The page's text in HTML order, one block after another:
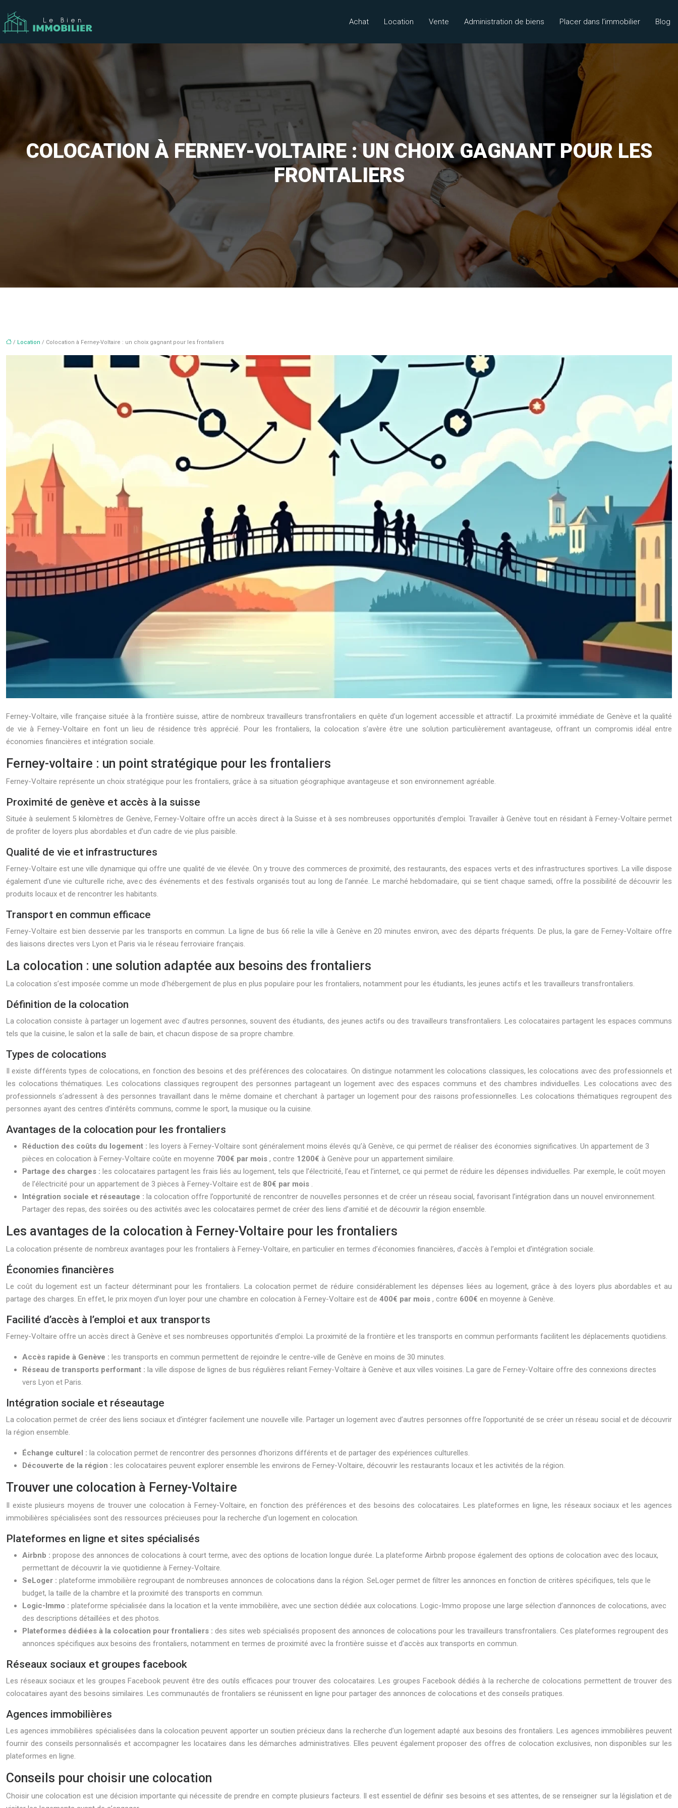
Achat Location Vente Administration de biens Placer dans l’immobilier Blog
COLOCATION À FERNEY-VOLTAIRE : UN CHOIX GAGNANT POUR LES
FRONTALIERS
/ Location / Colocation à Ferney-Voltaire : un choix gagnant pour les frontaliers
Ferney-Voltaire, ville française située à la frontière suisse, attire de nombreux travailleurs transfrontaliers en quête d’un logement accessible et attractif. La proximité immédiate de Genève et la qualité
de vie à Ferney-Voltaire en font un lieu de résidence très apprécié. Pour les frontaliers, la colocation s’avère être une solution particulièrement avantageuse, offrant un compromis idéal entre
économies financières et intégration sociale.
Ferney-voltaire : un point stratégique pour les frontaliers
Ferney-Voltaire représente un choix stratégique pour les frontaliers, grâce à sa situation géographique avantageuse et son environnement agréable.
Proximité de genève et accès à la suisse
Située à seulement 5 kilomètres de Genève, Ferney-Voltaire offre un accès direct à la Suisse et à ses nombreuses opportunités d’emploi. Travailler à Genève tout en résidant à Ferney-Voltaire permet
de profiter de loyers plus abordables et d’un cadre de vie plus paisible.
Qualité de vie et infrastructures
Ferney-Voltaire est une ville dynamique qui offre une qualité de vie élevée. On y trouve des commerces de proximité, des restaurants, des espaces verts et des infrastructures sportives. La ville dispose
également d’une vie culturelle riche, avec des événements et des festivals organisés tout au long de l’année. Le marché hebdomadaire, qui se tient chaque samedi, offre la possibilité de découvrir les
produits locaux et de rencontrer les habitants.
Transport en commun efficace
Ferney-Voltaire est bien desservie par les transports en commun. La ligne de bus 66 relie la ville à Genève en 20 minutes environ, avec des départs fréquents. De plus, la gare de Ferney-Voltaire offre
des liaisons directes vers Lyon et Paris via le réseau ferroviaire français.
La colocation : une solution adaptée aux besoins des frontaliers
La colocation s’est imposée comme un mode d’hébergement de plus en plus populaire pour les frontaliers, notamment pour les étudiants, les jeunes actifs et les travailleurs transfrontaliers.
Définition de la colocation
La colocation consiste à partager un logement avec d’autres personnes, souvent des étudiants, des jeunes actifs ou des travailleurs transfrontaliers. Les colocataires partagent les espaces communs
tels que la cuisine, le salon et la salle de bain, et chacun dispose de sa propre chambre.
Types de colocations
Il existe différents types de colocations, en fonction des besoins et des préférences des colocataires. On distingue notamment les colocations classiques, les colocations avec des professionnels et
les colocations thématiques. Les colocations classiques regroupent des personnes partageant un logement avec des espaces communs et des chambres individuelles. Les colocations avec des
professionnels s’adressent à des personnes travaillant dans le même domaine et cherchant à partager un logement pour des raisons professionnelles. Les colocations thématiques regroupent des
personnes ayant des centres d’intérêts communs, comme le sport, la musique ou la cuisine.
Avantages de la colocation pour les frontaliers
Réduction des coûts du logement : les loyers à Ferney-Voltaire sont généralement moins élevés qu’à Genève, ce qui permet de réaliser des économies significatives. Un appartement de 3
pièces en colocation à Ferney-Voltaire coûte en moyenne 700€ par mois , contre 1200€ à Genève pour un appartement similaire.
Partage des charges : les colocataires partagent les frais liés au logement, tels que l’électricité, l’eau et l’internet, ce qui permet de réduire les dépenses individuelles. Par exemple, le coût moyen
de l’électricité pour un appartement de 3 pièces à Ferney-Voltaire est de 80€ par mois .
Intégration sociale et réseautage : la colocation offre l’opportunité de rencontrer de nouvelles personnes et de créer un réseau social, favorisant l’intégration dans un nouvel environnement.
Partager des repas, des soirées ou des activités avec les colocataires permet de créer des liens d’amitié et de découvrir la région ensemble.
Les avantages de la colocation à Ferney-Voltaire pour les frontaliers
La colocation présente de nombreux avantages pour les frontaliers à Ferney-Voltaire, en particulier en termes d’économies financières, d’accès à l’emploi et d’intégration sociale.
Économies financières
Le coût du logement est un facteur déterminant pour les frontaliers. La colocation permet de réduire considérablement les dépenses liées au logement, grâce à des loyers plus abordables et au
partage des charges. En effet, le prix moyen d’un loyer pour une chambre en colocation à Ferney-Voltaire est de 400€ par mois , contre 600€ en moyenne à Genève.
Facilité d’accès à l’emploi et aux transports
Ferney-Voltaire offre un accès direct à Genève et ses nombreuses opportunités d’emploi. La proximité de la frontière et les transports en commun performants facilitent les déplacements quotidiens.
Accès rapide à Genève : les transports en commun permettent de rejoindre le centre-ville de Genève en moins de 30 minutes.
Réseau de transports performant : la ville dispose de lignes de bus régulières reliant Ferney-Voltaire à Genève et aux villes voisines. La gare de Ferney-Voltaire offre des connexions directes
vers Lyon et Paris.
Intégration sociale et réseautage
La colocation permet de créer des liens sociaux et d’intégrer facilement une nouvelle ville. Partager un logement avec d’autres personnes offre l’opportunité de se créer un réseau social et de découvrir
la région ensemble.
Échange culturel : la colocation permet de rencontrer des personnes d’horizons différents et de partager des expériences culturelles.
Découverte de la région : les colocataires peuvent explorer ensemble les environs de Ferney-Voltaire, découvrir les restaurants locaux et les activités de la région.
Trouver une colocation à Ferney-Voltaire
Il existe plusieurs moyens de trouver une colocation à Ferney-Voltaire, en fonction des préférences et des besoins des colocataires. Les plateformes en ligne, les réseaux sociaux et les agences
immobilières spécialisées sont des ressources précieuses pour la recherche d’un logement en colocation.
Plateformes en ligne et sites spécialisés
Airbnb : propose des annonces de colocations à court terme, avec des options de location longue durée. La plateforme Airbnb propose également des options de colocation avec des locaux,
permettant de découvrir la vie quotidienne à Ferney-Voltaire.
SeLoger : plateforme immobilière regroupant de nombreuses annonces de colocations dans la région. SeLoger permet de filtrer les annonces en fonction de critères spécifiques, tels que le
budget, la taille de la chambre et la proximité des transports en commun.
Logic-Immo : plateforme spécialisée dans la location et la vente immobilière, avec une section dédiée aux colocations. Logic-Immo propose une large sélection d’annonces de colocations, avec
des descriptions détaillées et des photos.
Plateformes dédiées à la colocation pour frontaliers : des sites web spécialisés proposent des annonces de colocations pour les travailleurs transfrontaliers. Ces plateformes regroupent des
annonces spécifiques aux besoins des frontaliers, notamment en termes de proximité avec la frontière suisse et d’accès aux transports en commun.
Réseaux sociaux et groupes facebook
Les réseaux sociaux et les groupes Facebook peuvent être des outils efficaces pour trouver des colocataires. Les groupes Facebook dédiés à la recherche de colocations permettent de trouver des
colocataires ayant des besoins similaires. Les communautés de frontaliers se réunissent en ligne pour partager des annonces de colocations et des conseils pratiques.
Agences immobilières
Les agences immobilières spécialisées dans la colocation peuvent apporter un soutien précieux dans la recherche d’un logement adapté aux besoins des frontaliers. Les agences immobilières peuvent
fournir des conseils personnalisés et accompagner les locataires dans les démarches administratives. Elles peuvent également proposer des offres de colocation exclusives, non disponibles sur les
plateformes en ligne.
Conseils pour choisir une colocation
Choisir une colocation est une décision importante qui nécessite de prendre en compte plusieurs facteurs. Il est essentiel de définir ses besoins et ses attentes, de se renseigner sur la législation et de